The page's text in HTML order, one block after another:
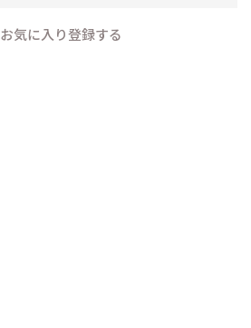
お気に入り登録する